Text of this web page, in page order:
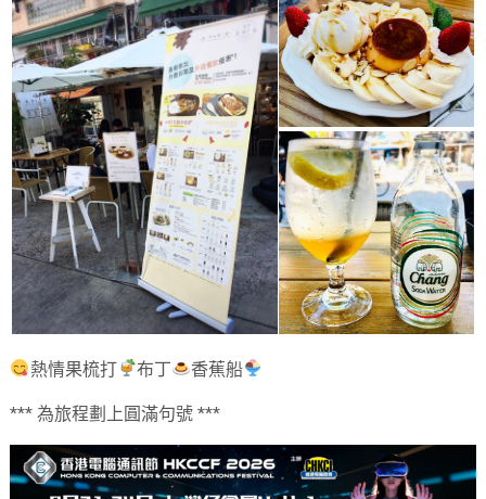
熱情果梳打 布丁 香蕉船
*** 為旅程劃上圓滿句號 ***